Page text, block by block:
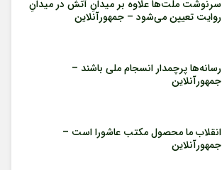
سرنوشت ملت‌ها علاوه بر میدانِ آتش در میدانِ
روایت تعیین می‌شود – جمهورآنلاین
رسانه‌ها پرچمدار انسجام ملی باشند –
جمهورآنلاین
انقلاب ما محصول مکتب عاشورا است –
جمهورآنلاین